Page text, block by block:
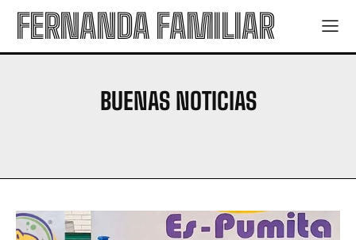
FERNANDA FAMILIAR
BUENAS NOTICIAS